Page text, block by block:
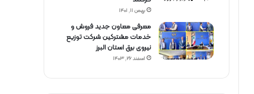
بهمن ۱۱, ۱۴۰۱
معرفی معاون جدید فروش و
خدمات مشتركین شركت توزیع
نیروی برق استان البرز
اسفند ۲۶, ۱۴۰۳